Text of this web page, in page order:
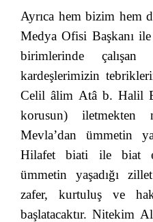
Ayrıca hem bizim hem
Medya Ofisi Başkanı
birimlerinde
kardeşlerimizin
Celil âlim Atâ b. Halil
korusun) iletmekten
Mevla’dan ümmetin
Hilafet biati ile biat
ümmetin yaşadığı
zafer, kurtuluş ve
başlatacaktır. Nitekim